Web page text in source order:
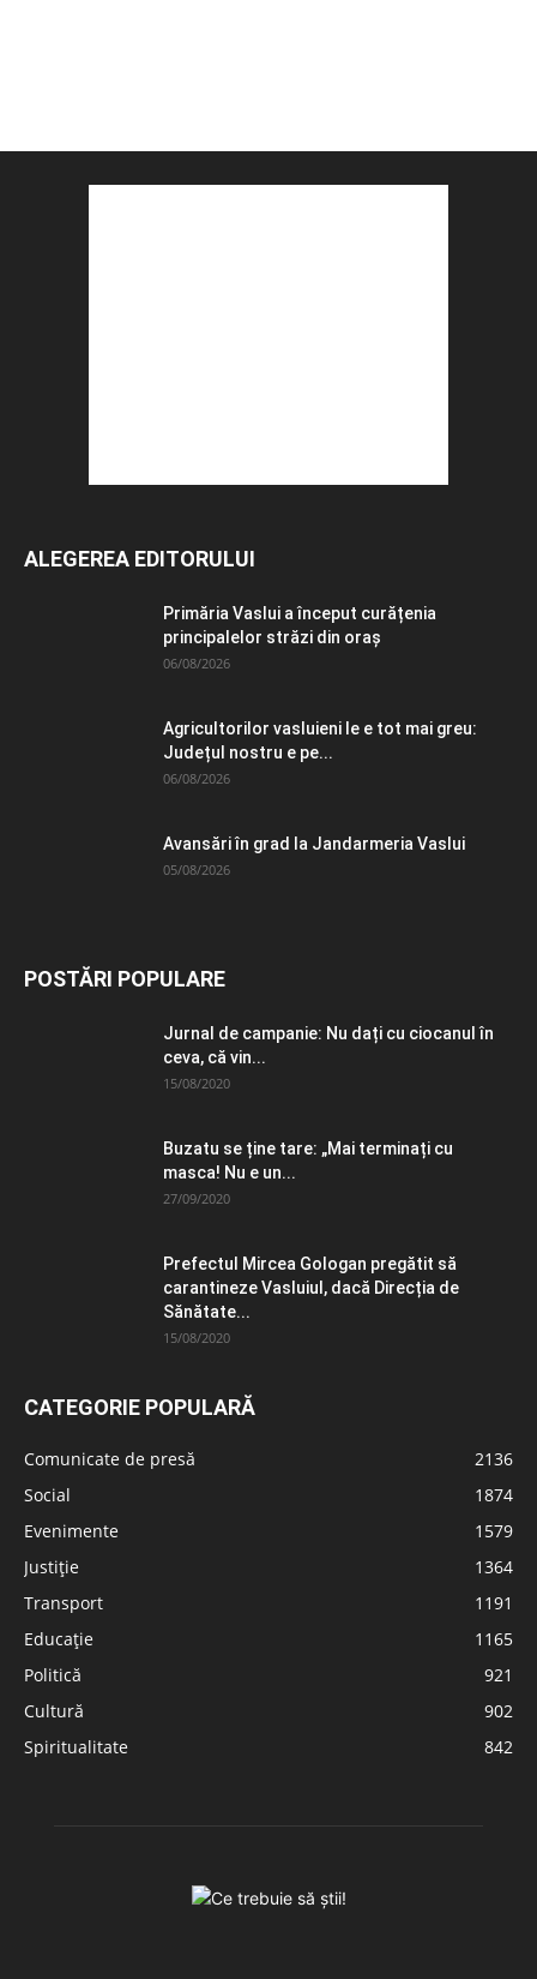
ALEGEREA EDITORULUI
Primăria Vaslui a început curățenia
principalelor străzi din oraș
06/08/2026
Agricultorilor vasluieni le e tot mai greu:
Județul nostru e pe...
06/08/2026
Avansări în grad la Jandarmeria Vaslui
05/08/2026
POSTĂRI POPULARE
Jurnal de campanie: Nu dați cu ciocanul în
ceva, că vin...
15/08/2020
Buzatu se ține tare: „Mai terminați cu
masca! Nu e un...
27/09/2020
Prefectul Mircea Gologan pregătit să
carantineze Vasluiul, dacă Direcția de
Sănătate...
15/08/2020
CATEGORIE POPULARĂ
Comunicate de presă
2136
Social
1874
Evenimente
1579
Justiție
1364
Transport
1191
Educație
1165
Politică
921
Cultură
902
Spiritualitate
842